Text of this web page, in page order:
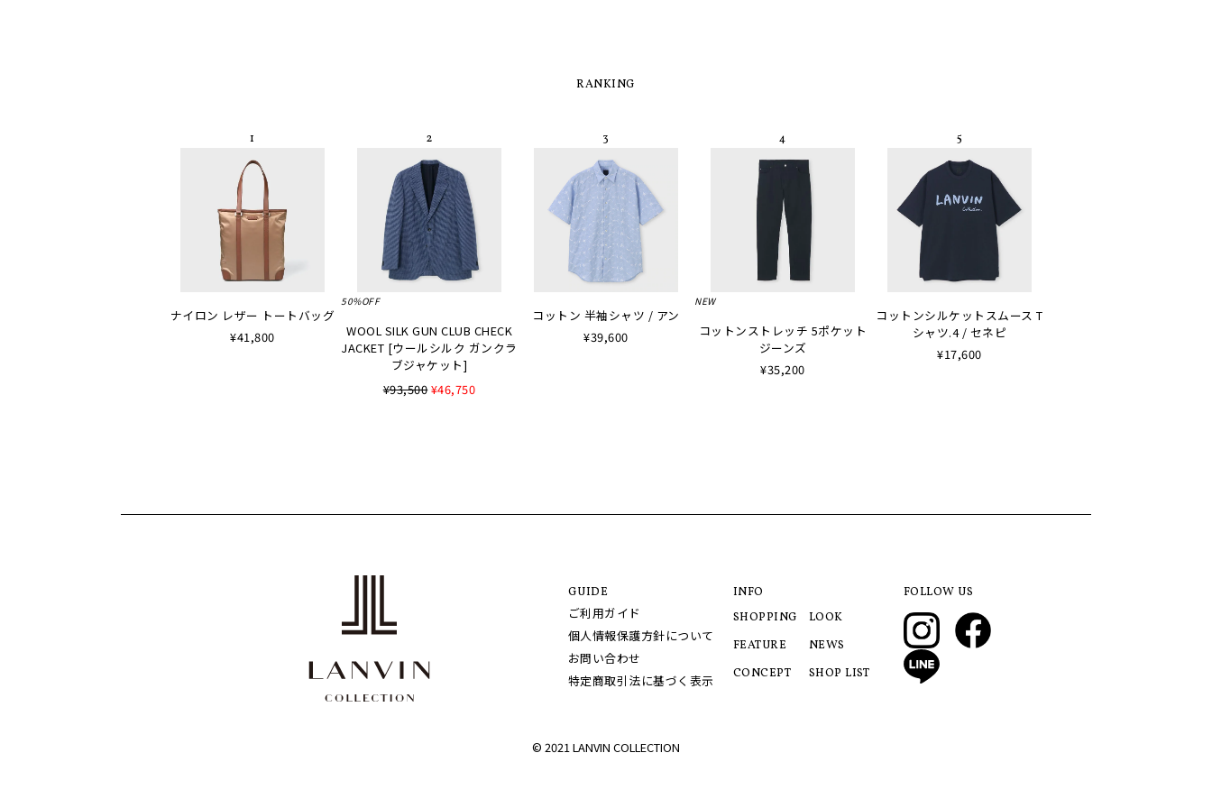
RANKING
ナイロン レザー トートバッグ
¥41,800
50%OFF
WOOL SILK GUN CLUB CHECK
JACKET [ウールシルク ガンクラ
ブジャケット]
¥93,500¥46,750
コットン 半袖シャツ / アン
¥39,600
NEW
コットンストレッチ 5ポケット
ジーンズ
¥35,200
コットンシルケットスムース T
シャツ.4 / セネピ
¥17,600
GUIDE
ご利用ガイド
個人情報保護方針について
お問い合わせ
特定商取引法に基づく表示
INFO
SHOPPING
FEATURE
CONCEPT
LOOK
NEWS
SHOP LIST
FOLLOW US
© 2021 LANVIN COLLECTION